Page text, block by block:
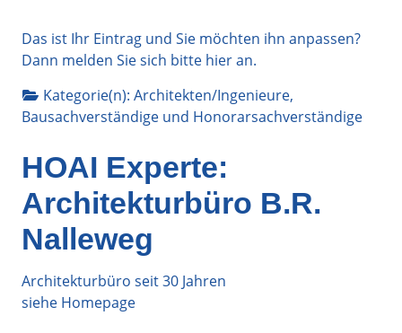
Das ist Ihr Eintrag und Sie möchten ihn anpassen?
Dann melden Sie sich bitte hieran.
Kategorie(n): Architekten/Ingenieure,
Bausachverständige und Honorarsachverständige
HOAI Experte:
Architekturbüro B.R.
Nalleweg
Architekturbüro seit 30 Jahren
siehe Homepage